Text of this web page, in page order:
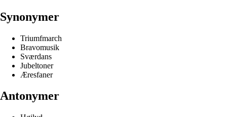
Synonymer
Triumfmarch
Bravomusik
Sværdans
Jubeltoner
Æresfaner
Antonymer